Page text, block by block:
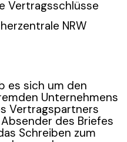
Vertragsschlüsse
NRW
es sich um den
Unternehmens
Vertragspartners
des Briefes
Schreiben zum